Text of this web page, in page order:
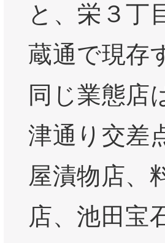
と、栄３丁
蔵通で現存
同じ業態店
津通り交差
屋漬物店、
店、池田宝